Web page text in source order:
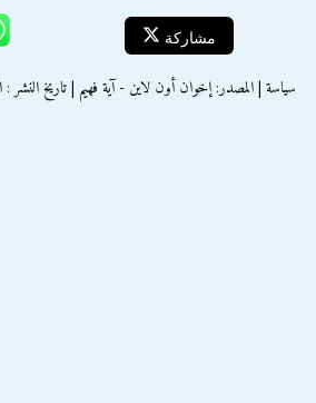
مشاركة
سياسة | المصدر: إخوان أون لاين - آية فهيم | تاريخ النشر : الأحد 10